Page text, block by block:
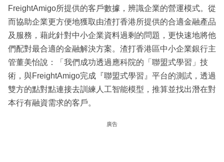
FreightAmigo所提供的客戶數據，辨識企業的營運模式。從
而協助企業更方便地獲取由渣打香港所提供的合適金融產品
及服務，藉此針對中小企業資料過剩的問題，更快速地將他
們配對最合適的金融解決方案。渣打香港區中小企業銀行主
管董美怡說：「我們成功透過應科院的「聯盟式學習」技
術，與FreightAmigo完成『聯盟式學習』平台的測試，透過
雙方的點對點連接去訓練人工智能模型，推算並找出潛在對
本行有融資需求的客戶。
廣告